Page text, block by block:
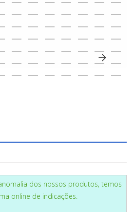
BIOLAREIRA
AQUECIMENTO
VENTILAÇÃO
AÉREO
dos nossos produtos, temos
online de indicações.